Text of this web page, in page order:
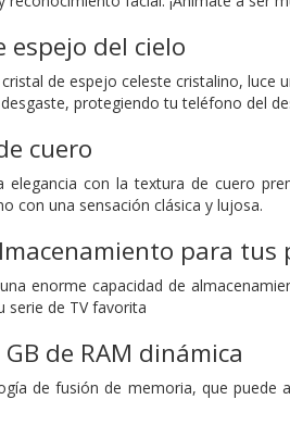
espejo del cielo
de espejo celeste cristalino, luce
protegiendo tu teléfono del
cuero
elegancia con la textura de cuero
con una sensación clásica y lujosa.
para tus
enorme capacidad de
serie de TV favorita
de RAM dinámica
de fusión de memoria, que puede